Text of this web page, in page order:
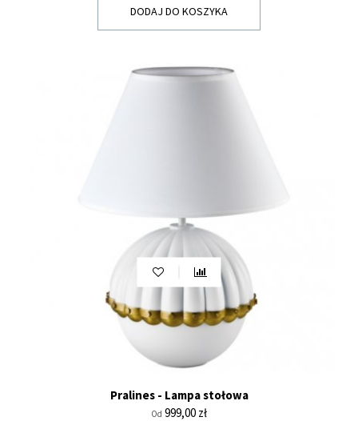
DODAJ DO KOSZYKA
Pralines - Lampa stołowa
Od Cena
999,00 zł